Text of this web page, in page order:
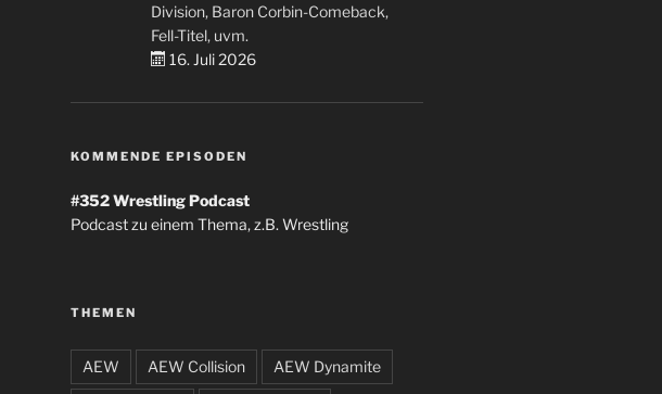
Division, Baron Corbin-Comeback,
Fell-Titel, uvm.
16. Juli 2026
KOMMENDE EPISODEN
#352Wrestling Podcast
Podcast zu einem Thema, z.B. Wrestling
THEMEN
AEW AEW Collision AEW Dynamite